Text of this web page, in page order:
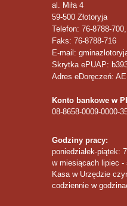
al. Miła 4
59-500 Złotoryja
Telefon: 76-8788-
Faks: 76-8788-716
E-mail:
Skrytka ePUAP:
Adres eDoręczeń:
Konto bankowe w
08-8658-0009-0000-
Godziny pracy:
poniedziałek-piątek:
w miesiącach lipiec -
Kasa w Urzędzie
codziennie w